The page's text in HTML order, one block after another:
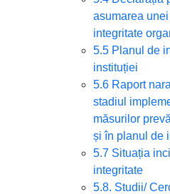
asumarea
integritate
5.5 Planul de
instituției
5.6 Raport
stadiul
măsurilor
și în planul de
5.7 Situația
integritate
5.8. Studii/